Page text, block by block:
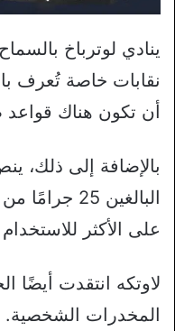
ينادي لوترباخ
نقابات خاصة تُعرف
أن تكون هناك قواعد
بالإضافة إلى ذلك،
البالغين
على الأكثر
لاوتكه انتقدت أيضًا
المخدرات الشخصية.